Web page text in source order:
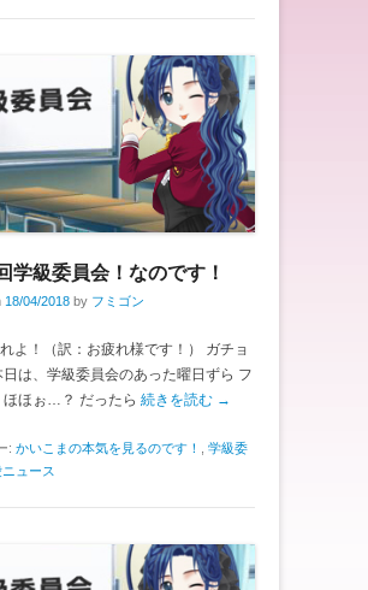
学級委員会！なのです！
18/04/2018 by フミゴン
よ！（訳：お疲れ様です！） ガチョ
日は、学級委員会のあった曜日ずら フ
ほほぉ…？ だったら 続きを読む →
: かいこまの本気を見るのです！
学級委
ュース